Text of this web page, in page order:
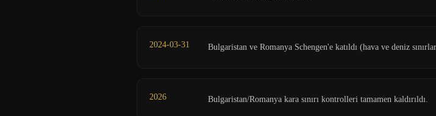
2024-03-31 Bulgaristan ve Romanya Schengen'e katıldı (hava ve deniz
2026 Bulgaristan/Romanya kara sınırı kontrolleri tamamen kaldırıldı.